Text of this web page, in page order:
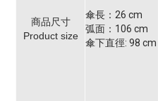
商品尺寸
Product size
傘長：26 cm
弧面：106 cm
傘下直徑: 98 cm